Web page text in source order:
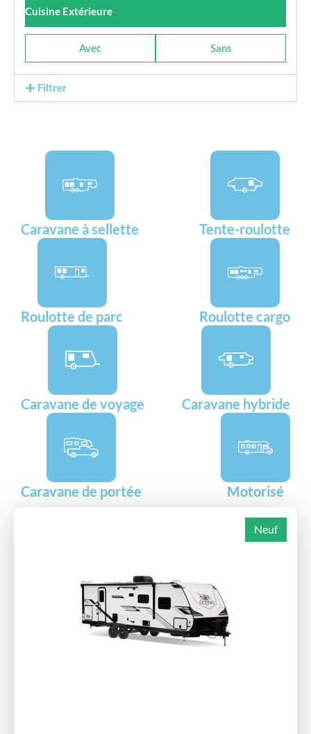
Cuisine Extérieure
Avec Sans
Filtrer
Caravane à sellette Tente-roulotte
Roulotte de parc Roulotte cargo
Caravane de voyage Caravane hybride
Caravane de portée Motorisé
Neuf